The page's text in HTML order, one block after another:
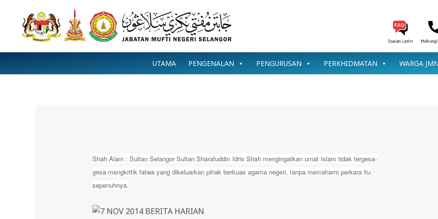
content
UTAMA PENGENALAN PENGURUSAN PERKHIDMATAN WARGA
Shah Alam : Sultan Selangor Sultan Sharafuddin Idris Shah mengingatkan umat Islam tidak tergesa-
gesa mengkritik fatwa yang dikeluarkan pihak berkuas agama negeri, tanpa memahami perkara itu
sepenuhnya.